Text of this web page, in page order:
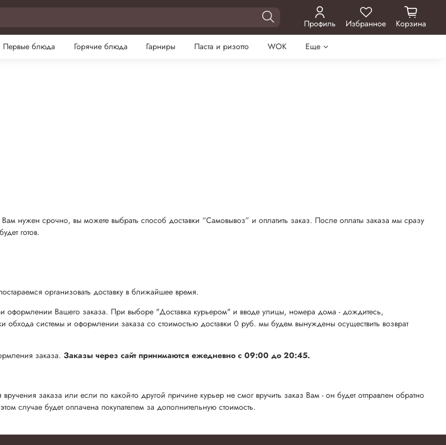
Профиль Избранное
Корзина
Первые блюда Горячие блюда Гарниры Паста и ризотто WOK Еще
нужен срочно, вы можете выбрать способ доставки “Самовывоз” и оплатить заказ. После оплаты заказа мы сразу
готов.
организовать доставку в ближайшее время.
оформлении Вашего заказа. При выборе "Доставка курьером" и вводе улицы, номера дома - дождитесь,
обхода системы и оформлении заказа со стоимостью доставки 0 руб. мы будем вынуждены осуществить возврат
заказа. Заказы через сайт принимаются ежедневно с 09:00 до 20:45.
заказа или если по какой-то другой причине курьер не смог вручить заказ Вам - он будет отправлен обратно
случае будет оплачена покупателем за дополнительную стоимость.